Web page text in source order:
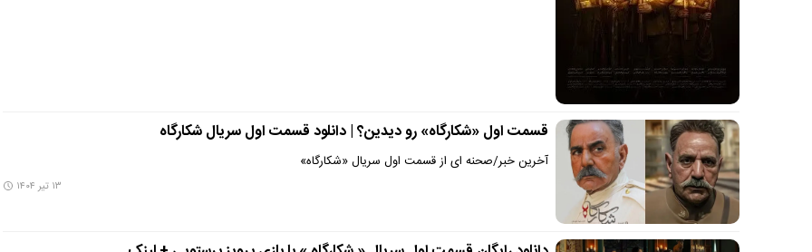
قسمت اول «شکارگاه» رو دیدین؟ | دانلود قسمت اول سریال شکارگاه
آخرین خبر/صحنه ای از قسمت اول سریال «شکارگاه»
۱۳ تیر ۱۴۰۴